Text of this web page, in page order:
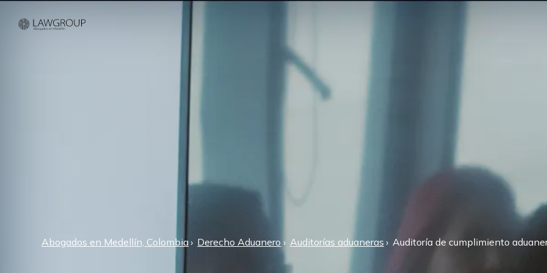
Abogados en Medellín, Colombia Derecho Aduanero Auditorías aduaneras Auditoría de cumplimiento